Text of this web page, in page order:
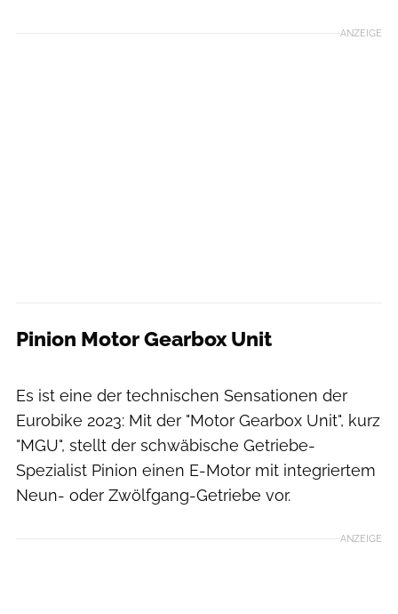
ANZEIGE
Pinion Motor Gearbox Unit
Es ist eine der technischen Sensationen der
Eurobike 2023: Mit der "Motor Gearbox Unit", kurz
"MGU", stellt der schwäbische Getriebe-
Spezialist Pinion einen E-Motor mit integriertem
Neun- oder Zwölfgang-Getriebe vor.
ANZEIGE